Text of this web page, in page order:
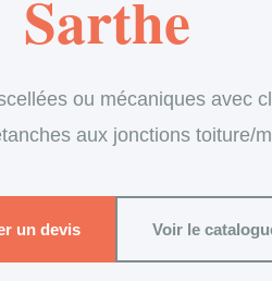
Sarthe
ou mécaniques avec
aux jonctions toiture/
un devis Voir le